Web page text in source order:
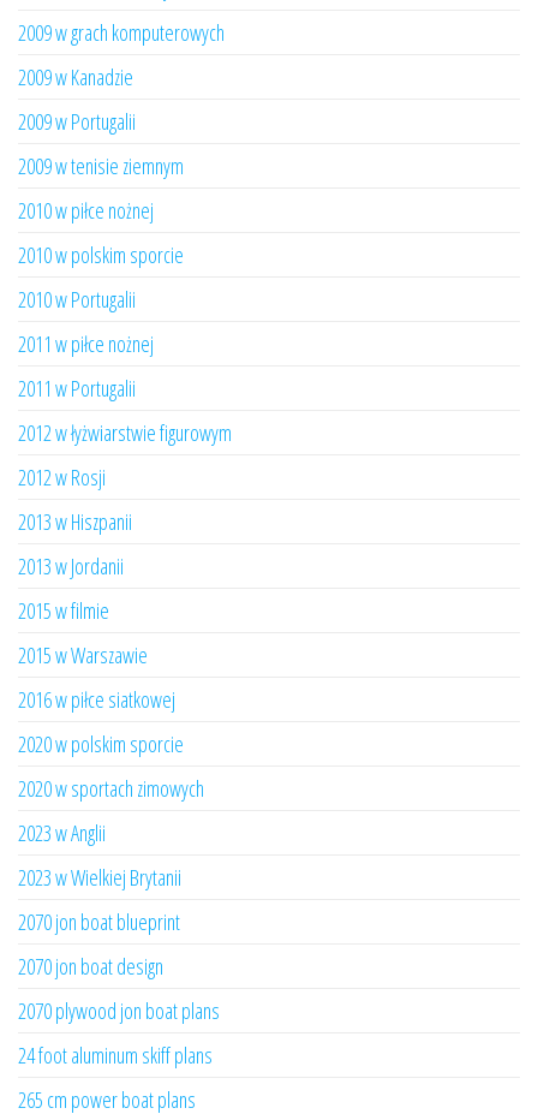
2009 w grach komputerowych
2009 w Kanadzie
2009 w Portugalii
2009 w tenisie ziemnym
2010 w piłce nożnej
2010 w polskim sporcie
2010 w Portugalii
2011 w piłce nożnej
2011 w Portugalii
2012 w łyżwiarstwie figurowym
2012 w Rosji
2013 w Hiszpanii
2013 w Jordanii
2015 w filmie
2015 w Warszawie
2016 w piłce siatkowej
2020 w polskim sporcie
2020 w sportach zimowych
2023 w Anglii
2023 w Wielkiej Brytanii
2070 jon boat blueprint
2070 jon boat design
2070 plywood jon boat plans
24 foot aluminum skiff plans
265 cm power boat plans